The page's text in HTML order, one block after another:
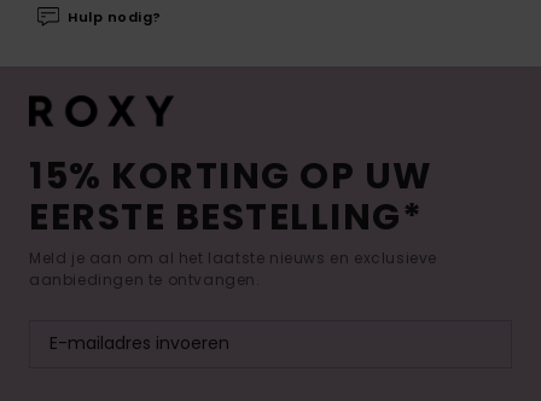
Hulp nodig?
15% KORTING OP UW
EERSTE BESTELLING*
Meld je aan om al het laatste nieuws en exclusieve
aanbiedingen te ontvangen.